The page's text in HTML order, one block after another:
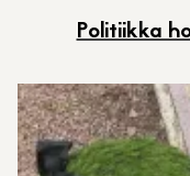
Politiikka